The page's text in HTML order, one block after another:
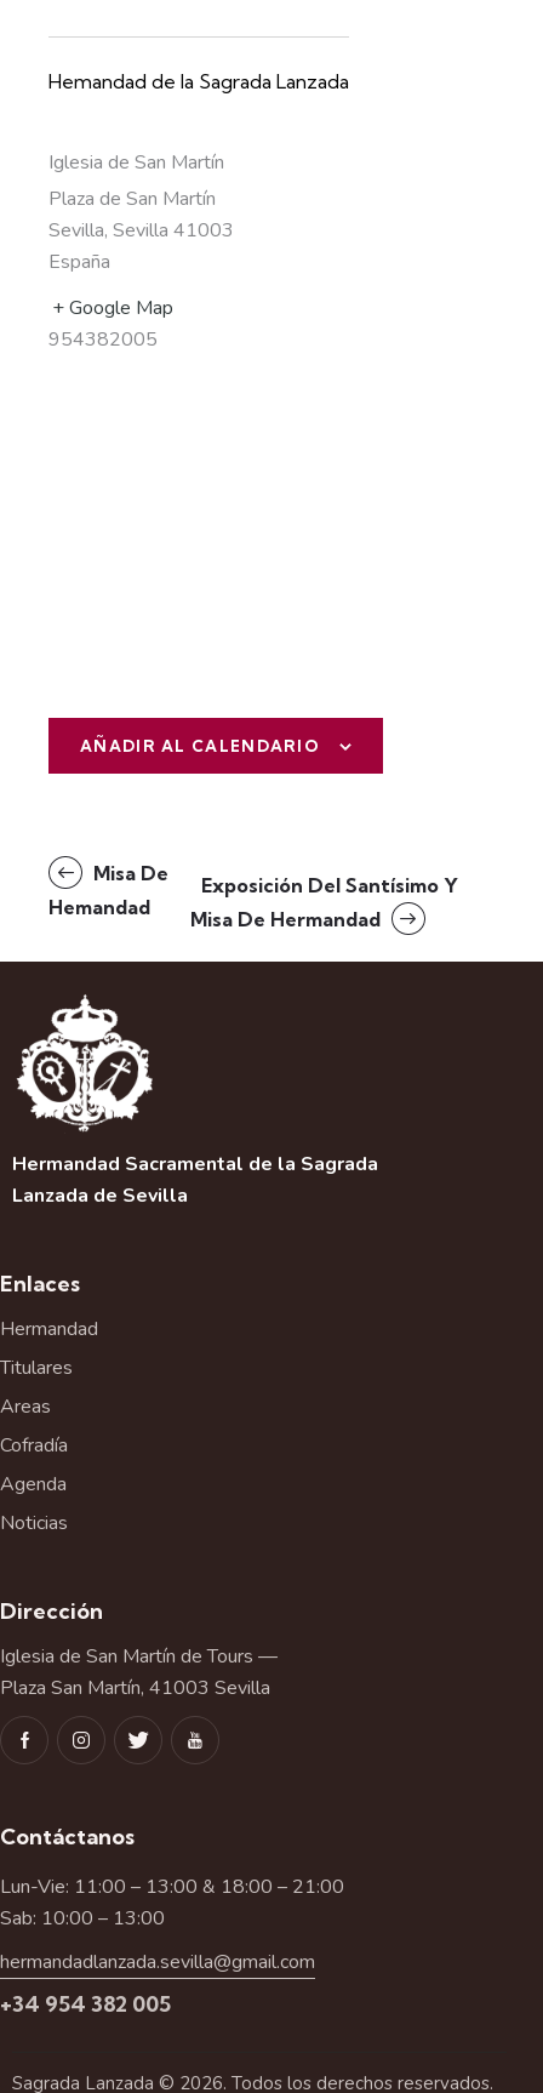
Hemandad de la Sagrada Lanzada
Iglesia de San Martín
Plaza de San Martín
Sevilla, Sevilla 41003
España
+ Google Map
954382005
AÑADIR AL CALENDARIO
N
a
e
a
c
i
ó
n
d
e
v
n
t
Misa De
Hemandad
Exposición Del Santísimo Y
Misa De Hermandad
Hermandad Sacramental de la Sagrada
Lanzada de Sevilla
Enlaces
Hermandad
Titulares
Areas
Cofradía
Agenda
Noticias
Dirección
Iglesia de San Martín de Tours —
Plaza San Martín, 41003 Sevilla
Contáctanos
Lun-Vie: 11:00 – 13:00 & 18:00 – 21:00
Sab: 10:00 – 13:00
hermandadlanzada.sevilla@gmail.com
+34 954 382 005
Sagrada Lanzada © 2026. Todos los derechos reservados.